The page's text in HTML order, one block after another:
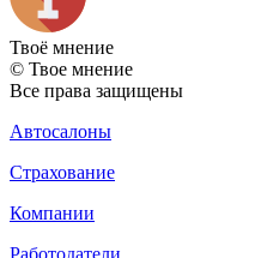
Твоё мнение
© Твое мнение
Все права защищены
Автосалоны
Страхование
Компании
Работодатели